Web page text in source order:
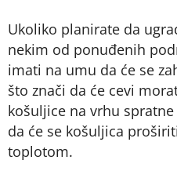
Ukoliko planirate da
nekim od ponuđenih
imati na umu da će se
što znači da će cevi
košuljice na vrhu
da će se košuljica
toplotom.